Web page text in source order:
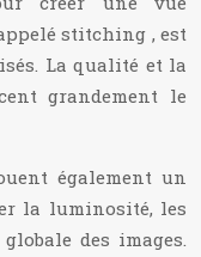
stitching , est
La qualité et la
grandement le
également un
la luminosité, les
des images.